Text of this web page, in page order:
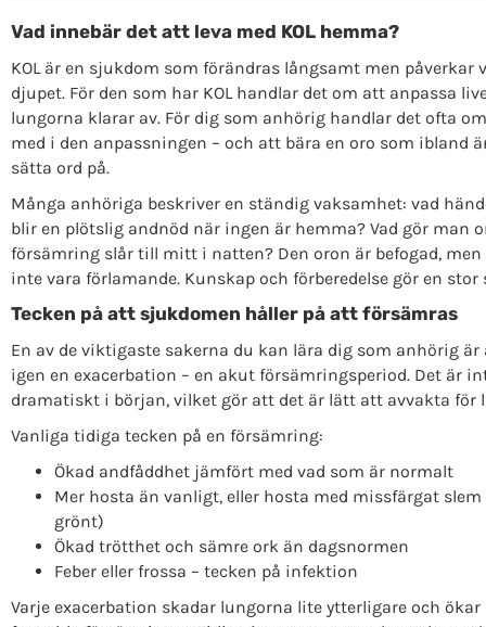
Vad innebär det att leva med KOL hemma?
KOL är en sjukdom som förändras långsamt men påverkar
djupet. För den som har KOL handlar det om att anpassa
lungorna klarar av. För dig som anhörig handlar det ofta
med i den anpassningen – och att bära en oro som ibland
sätta ord på.
Många anhöriga beskriver en ständig vaksamhet: vad
blir en plötslig andnöd när ingen är hemma? Vad gör man
försämring slår till mitt i natten? Den oron är befogad, men
inte vara förlamande. Kunskap och förberedelse gör en stor
Tecken på att sjukdomen håller på att försämras
En av de viktigaste sakerna du kan lära dig som anhörig
igen en exacerbation – en akut försämringsperiod. Det är
dramatiskt i början, vilket gör att det är lätt att avvakta för
Vanliga tidiga tecken på en försämring:
Ökad andfåddhet jämfört med vad som är normalt
Mer hosta än vanligt, eller hosta med missfärgat
grönt)
Ökad trötthet och sämre ork än dagsnormen
Feber eller frossa – tecken på infektion
Varje exacerbation skadar lungorna lite ytterligare och